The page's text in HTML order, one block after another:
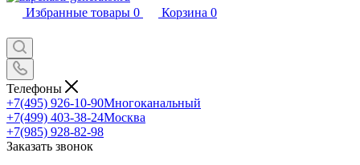
Избранные товары 0 Корзина 0
Телефоны
+7(495) 926-10-90Многоканальный
+7(499) 403-38-24Москва
+7(985) 928-82-98
Заказать звонок